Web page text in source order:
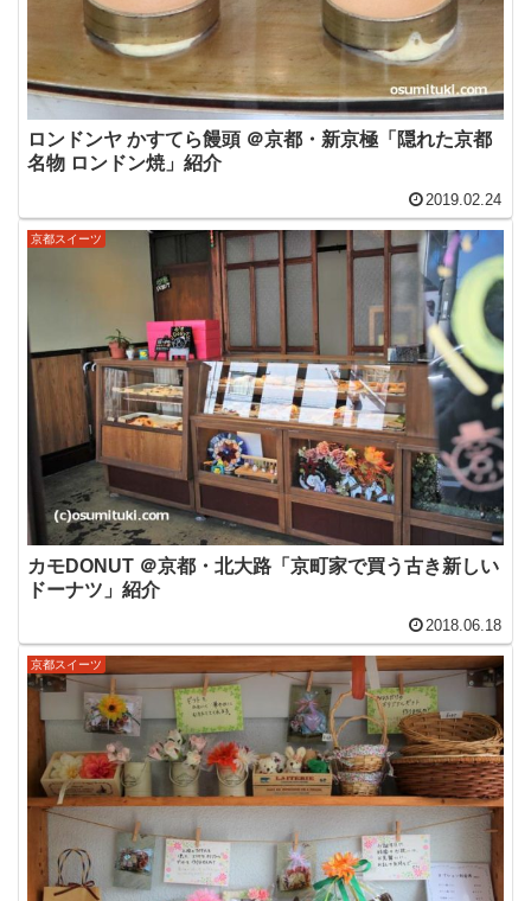
ロンドンヤ かすてら饅頭 ＠京都・新京極「隠れた京都
名物 ロンドン焼」紹介
2019.02.24
京都スイーツ
カモDONUT ＠京都・北大路「京町家で買う古き新しい
ドーナツ」紹介
2018.06.18
京都スイーツ